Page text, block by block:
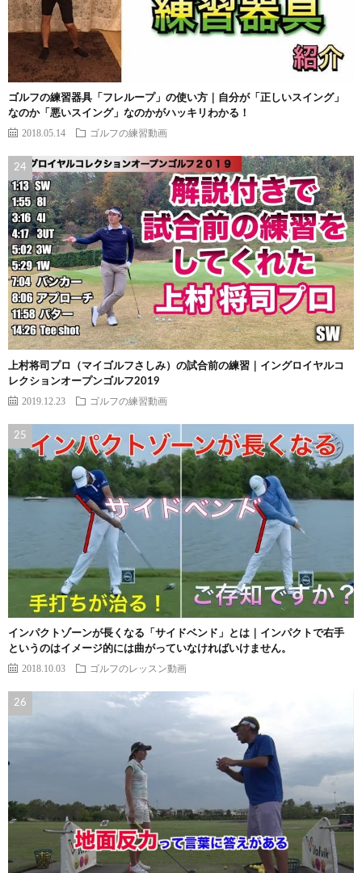
ゴルフの練習器具「フレループ」の使い方｜自分が「正しいスイング」
なのか「悪いスイング」なのかがハッキリわかる！
2018.05.14 ゴルフの練習動画
上村将司プロ（マイゴルフさしみ）の試合前の練習｜イングロイヤルコ
レクションオープンゴルフ2019
2019.12.23 ゴルフの練習動画
インパクトゾーンが長くなる「サイドベンド」とは｜インパクトで右手
というのはイメージ的には曲がっていなければいけません。
2018.10.03 ゴルフのレッスン動画